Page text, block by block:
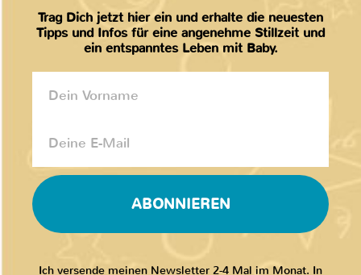
Trag Dich jetzt hier ein und erhalte die neuesten
Tipps und Infos für eine angenehme Stillzeit und
ein entspanntes Leben mit Baby.
ABONNIEREN
Ich versende meinen Newsletter 2-4 Mal im Monat. In